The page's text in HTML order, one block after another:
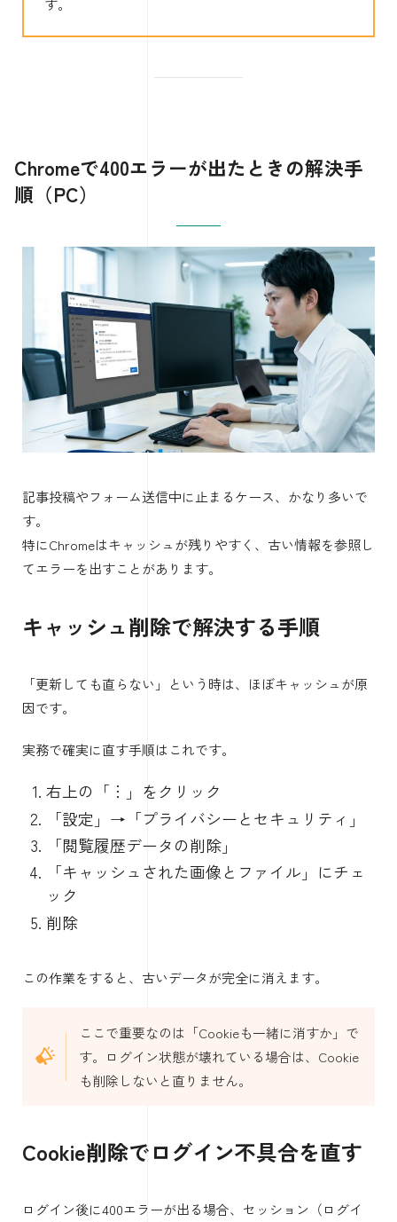
す。
Chromeで400エラーが出たときの解決手
順（PC）
記事投稿やフォーム送信中に止まるケース、かなり多いで
す。
特にChromeはキャッシュが残りやすく、古い情報を参照し
てエラーを出すことがあります。
キャッシュ削除で解決する手順
「更新しても直らない」という時は、ほぼキャッシュが原
因です。
実務で確実に直す手順はこれです。
右上の「︙」をクリック
「設定」→「プライバシーとセキュリティ」
「閲覧履歴データの削除」
「キャッシュされた画像とファイル」にチェ
ック
削除
この作業をすると、古いデータが完全に消えます。
ここで重要なのは「Cookieも一緒に消すか」で
す。ログイン状態が壊れている場合は、Cookie
も削除しないと直りません。
Cookie削除でログイン不具合を直す
ログイン後に400エラーが出る場合、セッション（ログイ